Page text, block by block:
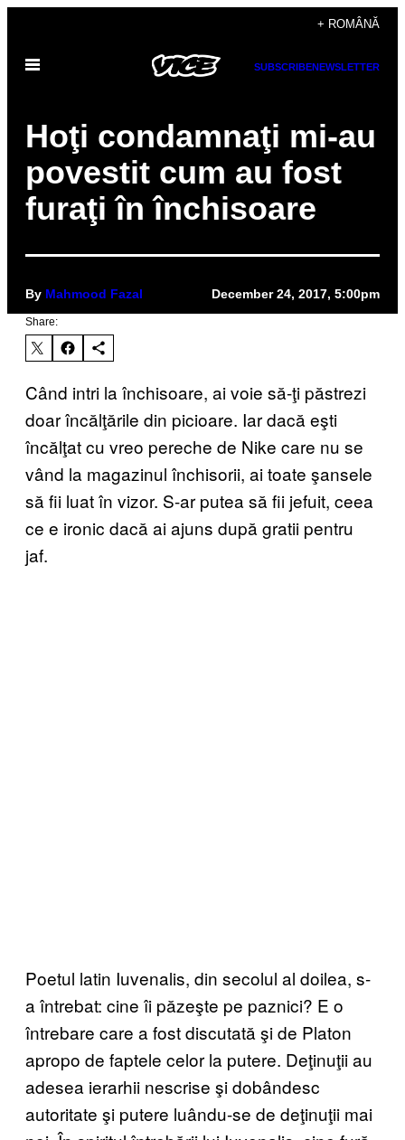
content
+ ROMÂNĂ
Open
SUBSCRIBENEWSLETTER
Hoţi condamnaţi mi-au
povestit cum au fost
furaţi în închisoare
By Mahmood Fazal December 24, 2017, 5:00pm
Share:
Când intri la închisoare, ai voie să-ţi păstrezi
doar încălţările din picioare. Iar dacă eşti
încălţat cu vreo pereche de Nike care nu se
vând la magazinul închisorii, ai toate şansele
să fii luat în vizor. S-ar putea să fii jefuit, ceea
ce e ironic dacă ai ajuns după gratii pentru
jaf.
Poetul latin Iuvenalis, din secolul al doilea, s-
a întrebat: cine îi păzeşte pe paznici? E o
întrebare care a fost discutată şi de Platon
apropo de faptele celor la putere. Deţinuţii au
adesea ierarhii nescrise şi dobândesc
autoritate şi putere luându-se de deţinuţii mai